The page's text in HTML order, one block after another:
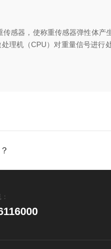
感器，使称重传感器弹性体
机（CPU）对重量信号进行